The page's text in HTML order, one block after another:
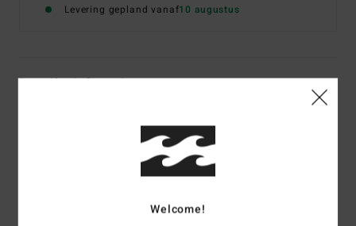
Levering gepland vanaf10 augustus
Details & functies
Kleurcode cli
Gerecycled nylon en elastaan
Welcome!